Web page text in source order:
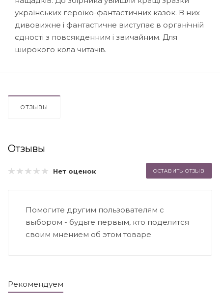
українських героїко-фантастичних казок. В них
дивовижне і фантастичне виступає в органічній
єдності з повсякденним і звичайним. Для
широкого кола читачів.
ОТЗЫВЫ
Отзывы
Нет оценок ОСТАВИТЬ ОТЗЫВ
Помогите другим пользователям с
выбором - будьте первым, кто поделится
своим мнением об этом товаре
Рекомендуем